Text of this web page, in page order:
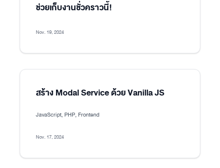
ช่วยเก็บงานชั่วคราวนี้!
Nov. 19, 2024
สร้าง Modal Service ด้วย Vanilla JS
JavaScript, PHP, Frontend
Nov. 17, 2024